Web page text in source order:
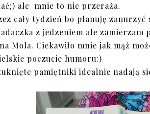
ale mnie to nie przeraża.
cały tydzień bo planuję zanurzyć
z jedzeniem ale zamierzam
Mola. Ciekawiło mnie jak mąż
poczucie humoru:)
pamiętniki idealnie nadają